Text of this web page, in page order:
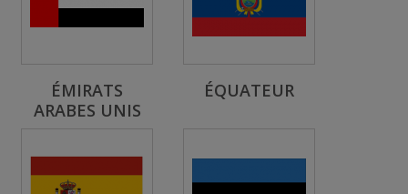
ÉMIRATS
ARABES UNIS
ÉQUATEUR